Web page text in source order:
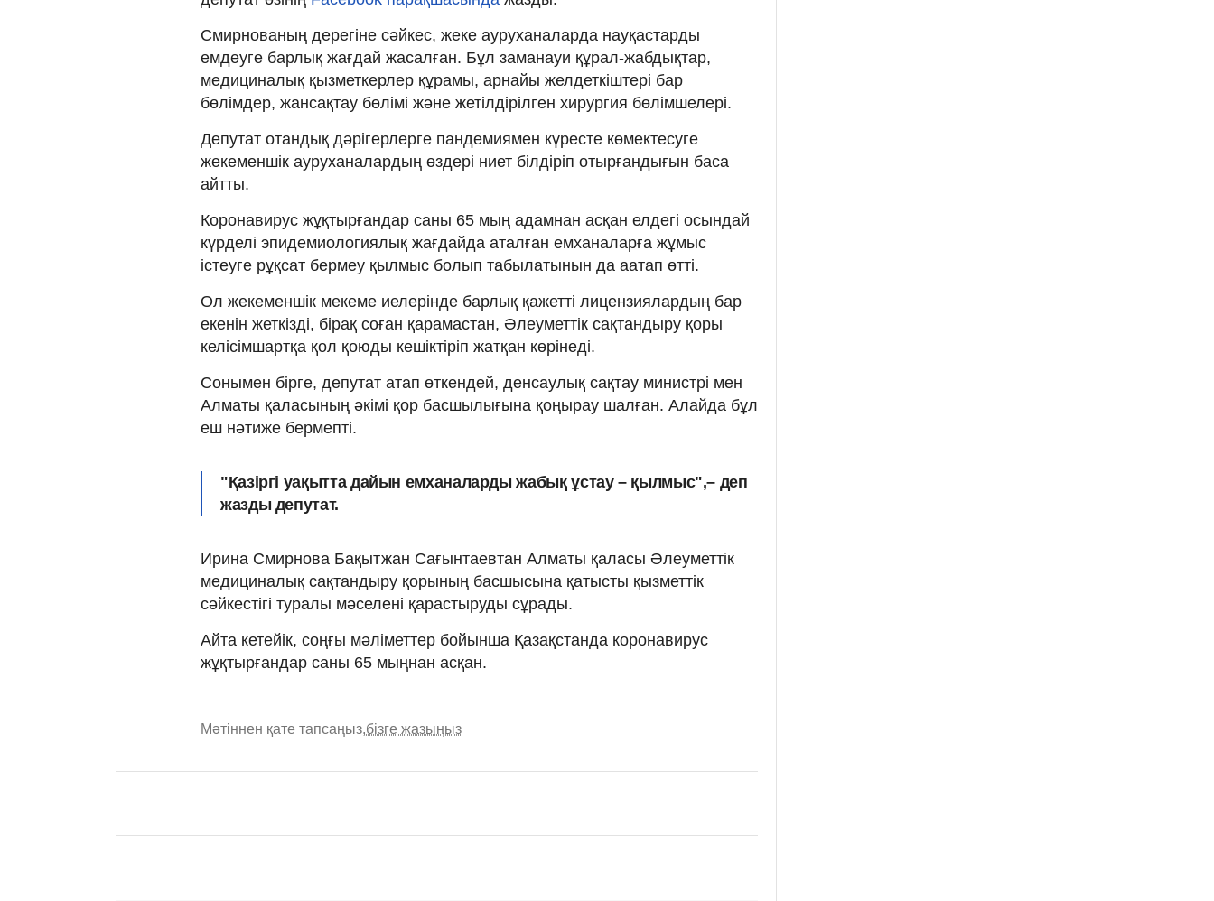
Смирнованың дерегіне сәйкес, жеке ауруханаларда науқастарды
емдеуге барлық жағдай жасалған. Бұл заманауи құрал-жабдықтар,
медициналық қызметкерлер құрамы, арнайы желдеткіштері бар
бөлімдер, жансақтау бөлімі және жетілдірілген хирургия бөлімшелері.
Депутат отандық дәрігерлерге пандемиямен күресте көмектесуге
жекеменшік ауруханалардың өздері ниет білдіріп отырғандығын баса
айтты.
Коронавирус жұқтырғандар саны 65 мың адамнан асқан елдегі осындай
күрделі эпидемиологиялық жағдайда аталған емханаларға жұмыс
істеуге рұқсат бермеу қылмыс болып табылатынын да аатап өтті.
Ол жекеменшік мекеме иелерінде барлық қажетті лицензиялардың бар
екенін жеткізді, бірақ соған қарамастан, Әлеуметтік сақтандыру қоры
келісімшартқа қол қоюды кешіктіріп жатқан көрінеді.
Сонымен бірге, депутат атап өткендей, денсаулық сақтау министрі мен
Алматы қаласының әкімі қор басшылығына қоңырау шалған. Алайда бұл
еш нәтиже бермепті.
"Қазіргі уақытта дайын емханаларды жабық ұстау – қылмыс",– деп
жазды депутат.
Ирина Смирнова Бақытжан Сағынтаевтан Алматы қаласы Әлеуметтік
медициналық сақтандыру қорының басшысына қатысты қызметтік
сәйкестігі туралы мәселені қарастыруды сұрады.
Айта кетейік, соңғы мәліметтер бойынша Қазақстанда коронавирус
жұқтырғандар саны 65 мыңнан асқан.
Мәтіннен қате тапсаңыз,бізге жазыңыз